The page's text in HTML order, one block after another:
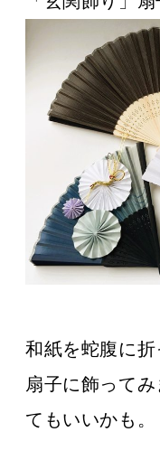
和紙を蛇腹に
扇子に飾って
てもいいかも。